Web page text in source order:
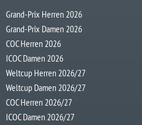
Grand-Prix Herren 2026
Grand-Prix Damen 2026
COC Herren 2026
ICOC Damen 2026
Weltcup Herren 2026/27
Weltcup Damen 2026/27
COC Herren 2026/27
ICOC Damen 2026/27